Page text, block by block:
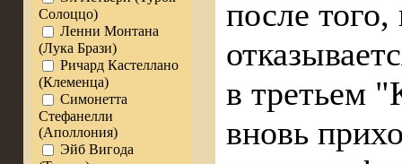
Солоццо)
Ленни Монтана
(Лука Брази)
Ричард Кастеллано
(Клеменца)
Симонетта
Стефанелли
(Аполлония)
Эйб Вигода
после
в третьем
вновь